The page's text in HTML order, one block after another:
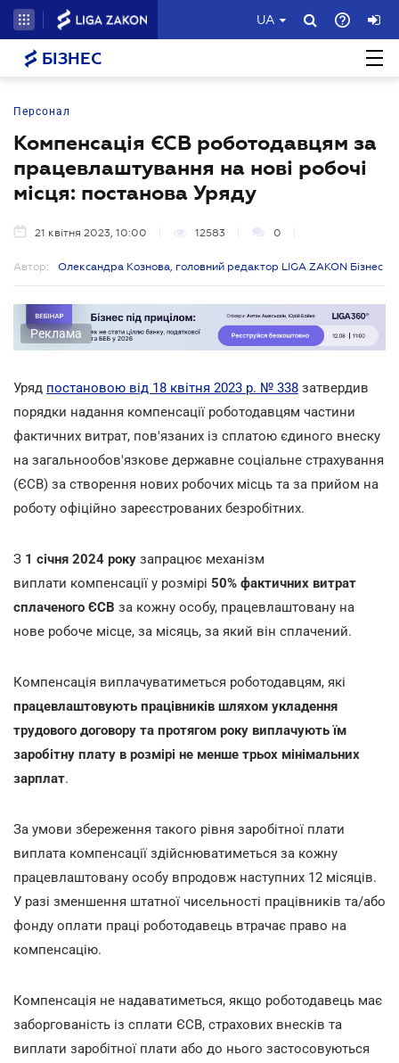
UA
БІЗНЕС
Персонал
Компенсація ЄСВ роботодавцям за
працевлаштування на нові робочі
місця: постанова Уряду
21 квітня 2023, 10:00 12583 0
Автор: Олександра Кознова, головний редактор LIGA ZAKON Бізнес
Реклама
Уряд постановою від 18 квітня 2023 р. № 338 затвердив
порядки надання компенсації роботодавцям частини
фактичних витрат, пов'язаних із сплатою єдиного внеску
на загальнообов'язкове державне соціальне страхування
(ЄСВ) за створення нових робочих місць та за прийом на
роботу офіційно зареєстрованих безробітних.
З 1 січня 2024 року запрацює механізм
виплати компенсації у розмірі 50% фактичних витрат
сплаченого ЄСВ за кожну особу, працевлаштовану на
нове робоче місце, за місяць, за який він сплачений.
Компенсація виплачуватиметься роботодавцям, які
працевлаштовують працівників шляхом укладення
трудового договору та протягом року виплачують їм
заробітну плату в розмірі не менше трьох мінімальних
зарплат.
За умови збереження такого рівня заробітної плати
виплата компенсації здійснюватиметься за кожну
працевлаштовану особу впродовж наступних 12 місяців.
У разі зменшення штатної чисельності працівників та/або
фонду оплати праці роботодавець втрачає право на
компенсацію.
Компенсація не надаватиметься, якщо роботодавець має
заборгованість із сплати ЄСВ, страхових внесків та
виплати заробітної плати або до нього застосовуються